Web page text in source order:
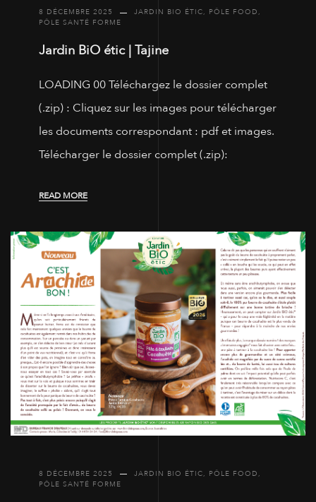
8 DÉCEMBRE 2025 JARDIN BIO ÉTIC, PÔLE FOOD,
PÔLE SANTÉ FORME
Jardin BiO étic | Tajine
LOADING 00 Téléchargez le dossier complet
(.zip) : Cliquez sur les images pour télécharger
les documents correspondant : pdf et images.
Télécharger le dossier complet (.zip):
READ MORE
8 DÉCEMBRE 2025 JARDIN BIO ÉTIC, PÔLE FOOD,
PÔLE SANTÉ FORME